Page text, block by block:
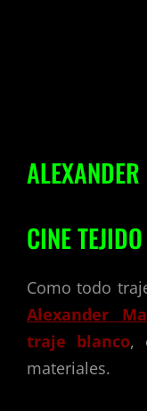
CINE
Como todo
Alexander
traje blanco,
materiales.